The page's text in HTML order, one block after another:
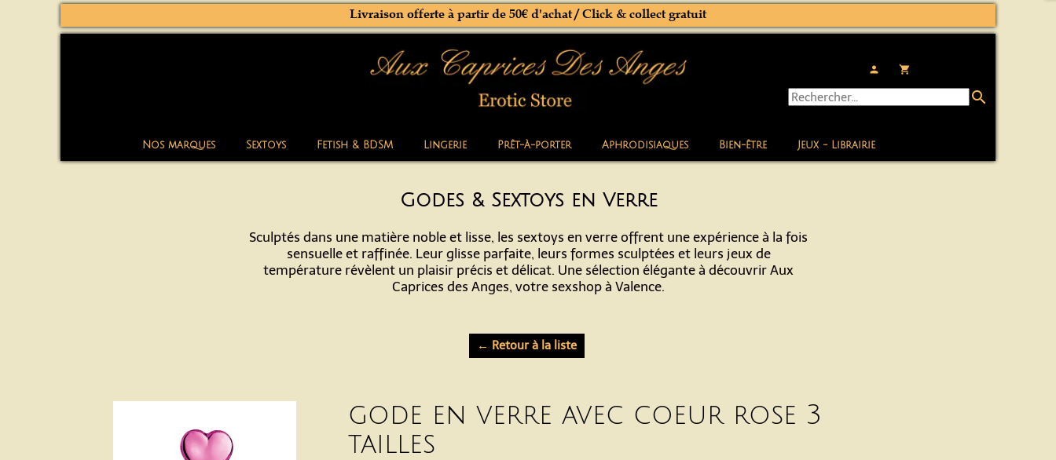
Nos marques Sextoys Fetish & BDSM Lingerie Prêt-à-porter Aphrodisiaques Bien-être Jeux - Librairie
person local_grocery_store
Livraison offerte à partir de 50€ d'achat / Click & collect gratuit
search
Godes & Sextoys en Verre
Sculptés dans une matière noble et lisse, les sextoys en verre offrent une expérience à la fois
sensuelle et raffinée. Leur glisse parfaite, leurs formes sculptées et leurs jeux de
température révèlent un plaisir précis et délicat. Une sélection élégante à découvrir Aux
Caprices des Anges, votre sexshop à Valence.
← Retour à la liste
gode en verre avec coeur rose 3
tailles